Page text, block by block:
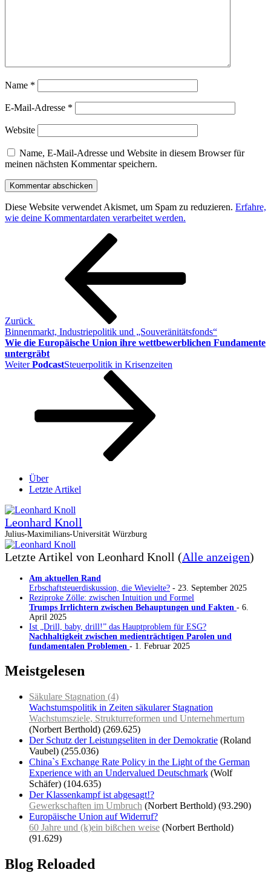
Name *
E-Mail-Adresse *
Website
Name, E-Mail-Adresse und Website in diesem Browser für
meinen nächsten Kommentar speichern.
Diese Website verwendet Akismet, um Spam zu reduzieren. Erfahre,
wie deine Kommentardaten verarbeitet werden.
Beitragsnavigation
Zurück
Binnenmarkt, Industriepolitik und „Souveränitätsfonds“
Wie die Europäische Union ihre wettbewerblichen Fundamente
untergräbt
Nächster
Weiter PodcastSteuerpolitik in Krisenzeiten
Über
Letzte Artikel
Leonhard Knoll
Julius-Maximilians-Universität Würzburg
Letzte Artikel von Leonhard Knoll (Alle anzeigen)
Am aktuellen Rand
Erbschaftsteuerdiskussion, die Wievielte? - 23. September 2025
Reziproke Zölle: zwischen Intuition und Formel
Trumps Irrlichtern zwischen Behauptungen und Fakten - 6.
April 2025
Ist „Drill, baby, drill!” das Hauptproblem für ESG?
Nachhaltigkeit zwischen medienträchtigen Parolen und
fundamentalen Problemen - 1. Februar 2025
Meistgelesen
Säkulare Stagnation (4)
Wachstumspolitik in Zeiten säkularer Stagnation
Wachstumsziele, Strukturreformen und Unternehmertum
(Norbert Berthold) (269.625)
Der Schutz der Leistungseliten in der Demokratie (Roland
Vaubel) (255.036)
China`s Exchange Rate Policy in the Light of the German
Experience with an Undervalued Deutschmark (Wolf
Schäfer) (104.635)
Der Klassenkampf ist abgesagt!?
Gewerkschaften im Umbruch (Norbert Berthold) (93.290)
Europäische Union auf Widerruf?
60 Jahre und (k)ein bißchen weise (Norbert Berthold)
(91.629)
Blog Reloaded